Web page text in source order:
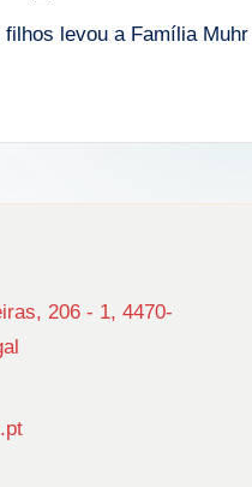
filhos levou a Família
206 - 1, 4470-